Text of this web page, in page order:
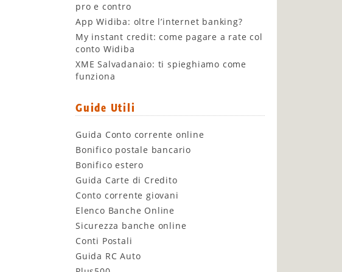
pro e contro
App Widiba: oltre l’internet banking?
My instant credit: come pagare a rate col
conto Widiba
XME Salvadanaio: ti spieghiamo come
funziona
Guide Utili
Guida Conto corrente online
Bonifico postale bancario
Bonifico estero
Guida Carte di Credito
Conto corrente giovani
Elenco Banche Online
Sicurezza banche online
Conti Postali
Guida RC Auto